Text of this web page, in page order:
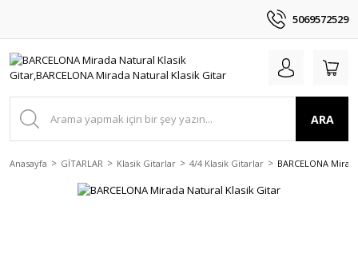
5069572529
ARA
Anasayfa GİTARLAR Klasik Gitarlar 4/4 Klasik Gitarlar BARCELONA